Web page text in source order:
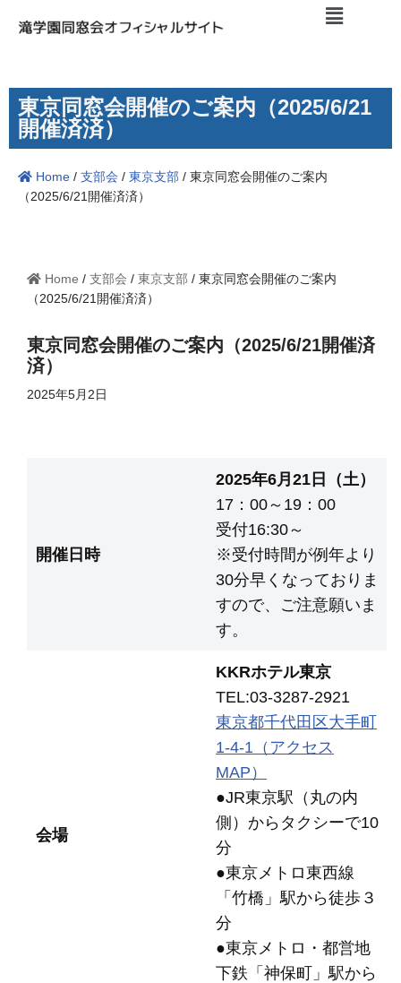
テ
ン
ツ
ス
キ
東京同窓会開催のご案内（2025/6/21
開催済済）
Home / 支部会 / 東京支部 / 東京同窓会開催のご案内
（2025/6/21開催済済）
Home / 支部会 / 東京支部 / 東京同窓会開催のご案内
（2025/6/21開催済済）
東京同窓会開催のご案内（2025/6/21開催済
済）
2025年5月2日
開催日時
2025年6月21日（土）
17：00～19：00
受付16:30～
※受付時間が例年より
30分早くなっておりま
すので、ご注意願いま
す。
会場
KKRホテル東京
TEL:03-3287-2921
東京都千代田区大手町
1-4-1（アクセス
MAP）
●JR東京駅（丸の内
側）からタクシーで10
分
●東京メトロ東西線
「竹橋」駅から徒歩３
分
●東京メトロ・都営地
下鉄「神保町」駅から